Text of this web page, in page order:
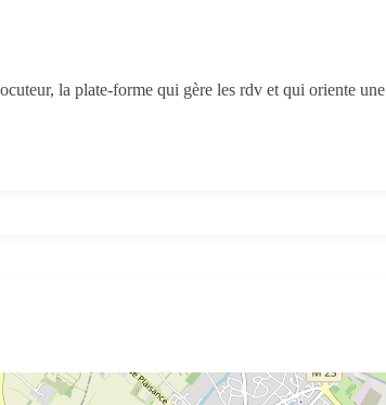
la plate-forme qui gère les rdv et qui oriente une